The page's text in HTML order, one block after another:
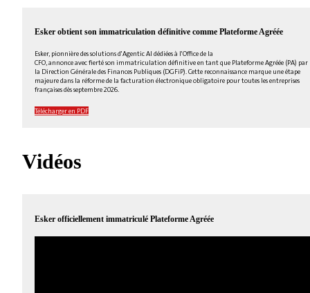
Esker obtient son immatriculation définitive comme Plateforme Agréée
Esker, pionnière des solutions d'Agentic AI dédiées à l'Office de la
CFO, annonce avec fierté son immatriculation définitive en tant que Plateforme Agréée (PA) par
la Direction Générale des Finances Publiques (DGFiP). Cette reconnaissance marque une étape
majeure dans la réforme de la facturation électronique obligatoire pour toutes les entreprises
françaises dès septembre 2026.
Télécharger en PDF
Vidéos
Esker officiellement immatriculé Plateforme Agréée